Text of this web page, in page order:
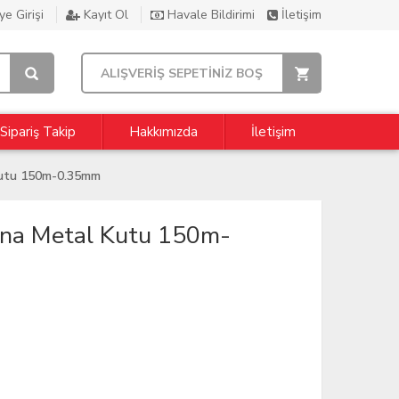
Girişi Kayıt Ol Havale Bildirimi İletişim
ALIŞVERİŞ SEPETİNİZ BOŞ
Sipariş Takip Hakkımızda İletişim
150m-0.35mm
Metal Kutu 150m-